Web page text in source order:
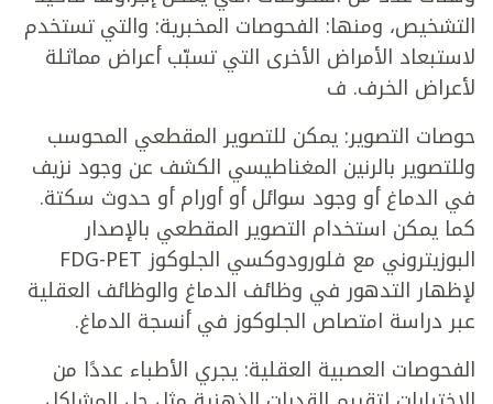
التشخيص، ومنها: الفحوصات المخبرية: والتي تستخدم
لاستبعاد الأمراض الأخرى التي تسبّب أعراض مماثلة
لأعراض الخرف. ف
حوصات التصوير: يمكن للتصوير المقطعي المحوسب
وللتصوير بالرنين المغناطيسي الكشف عن وجود نزيف
في الدماغ أو وجود سوائل أو أورام أو حدوث سكتة.
كما يمكن استخدام التصوير المقطعي بالإصدار
البوزيتروني مع فلورودوكسي الجلوكوز FDG-PET
لإظهار التدهور في وظائف الدماغ والوظائف العقلية
عبر دراسة امتصاص الجلوكوز في أنسجة الدماغ.
الفحوصات العصبية العقلية: يجري الأطباء عددًا من